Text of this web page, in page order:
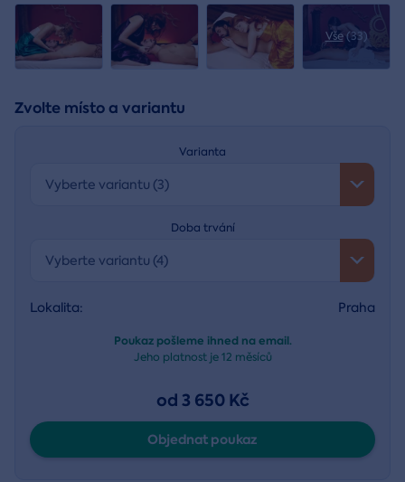
Vše (33)
Zvolte místo a variantu
Varianta
Vyberte variantu (3)
Doba trvání
Vyberte variantu (4)
Lokalita: Praha
Poukaz pošleme ihned na email.
Jeho platnost je12 měsíců
od 3 650 Kč
Objednat poukaz